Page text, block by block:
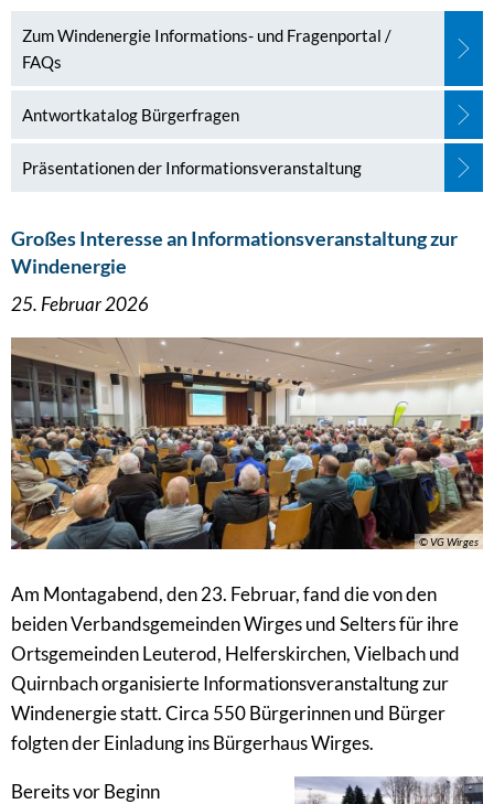
Zum Windenergie Informations- und Fragenportal /
FAQs
Antwortkatalog Bürgerfragen
Präsentationen der Informationsveranstaltung
Großes Interesse an Informationsveranstaltung zur
Windenergie
25. Februar 2026
© VG Wirges
Am Montagabend, den 23. Februar, fand die von den
beiden Verbandsgemeinden Wirges und Selters für ihre
Ortsgemeinden Leuterod, Helferskirchen, Vielbach und
Quirnbach organisierte Informationsveranstaltung zur
Windenergie statt. Circa 550 Bürgerinnen und Bürger
folgten der Einladung ins Bürgerhaus Wirges.
Bereits vor Beginn